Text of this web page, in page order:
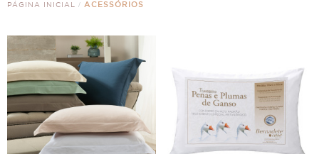
PÁGINA INICIAL ACESSÓRIOS